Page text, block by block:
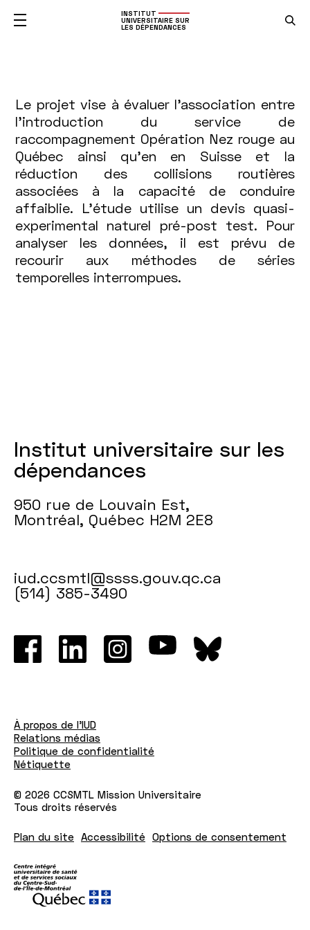
INSTITUT
UNIVERSITAIRE SUR
LES DÉPENDANCES
Association
entre
l'introduction
des
services
de
raccompagnement
routières
liées
à
capacité
de
conduire
affaiblie
Le projet vise à évaluer l'association entre
l'introduction du service de
raccompagnement Opération Nez rouge au
Québec ainsi qu'en en Suisse et la
réduction des collisions routières
associées à la capacité de conduire
affaiblie. L'étude utilise un devis quasi-
experimental naturel pré-post test. Pour
analyser les données, il est prévu de
recourir aux méthodes de séries
temporelles interrompues.
Institut universitaire sur les
dépendances
950 rue de Louvain Est,
Montréal, Québec H2M 2E8
iud.ccsmtl@ssss.gouv.qc.ca
(514) 385-3490
© 2026 CCSMTL Mission Universitaire
Tous droits réservés
Plan du site Accessibilité Options de consentement
À propos de l'IUD
Relations médias
Politique de confidentialité
Nétiquette